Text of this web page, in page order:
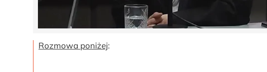
Rozmowa poniżej: